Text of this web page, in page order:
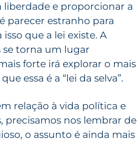
liberdade e proporcionar a
parecer estranho para
que a lei existe. A
se torna um lugar
forte irá explorar o mais
essa é a “lei da selva”.
relação à vida política e
precisamos nos lembrar de
o assunto é ainda mais